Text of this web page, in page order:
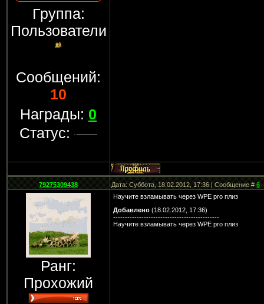
Группа:
Пользователи
Сообщений:
10
Награды: 0
Статус:
79275309438 Дата: Суббота, 18.02.2012, 17:36 | Сообщение #6
Ранг:
Прохожий
Научите взламывать через WPE pro плиз
Добавлено(18.02.2012, 17:36)
---------------------------------------------
Научите взламывать через WPE pro плиз